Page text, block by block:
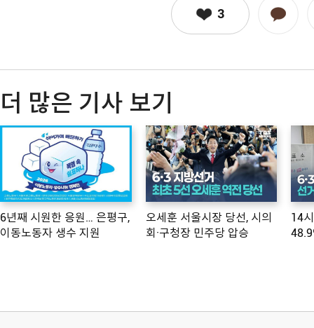
3
더 많은 기사 보기
6년째 시원한 응원… 은평구,
이동노동자 생수 지원
오세훈 서울시장 당선, 시의
회·구청장 민주당 압승
14